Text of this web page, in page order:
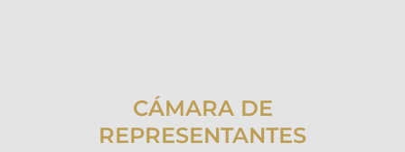
CÁMARA DE
REPRESENTANTES